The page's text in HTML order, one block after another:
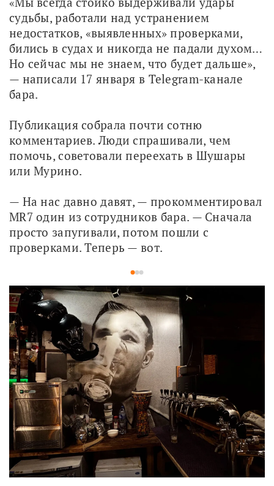
судьбы, работали над устранением
недостатков, «выявленных» проверками,
бились в судах и никогда не падали духом…
Но сейчас мы не знаем, что будет дальше»,
— написали 17 января в Telegram-канале
бара.
Публикация собрала почти сотню
комментариев. Люди спрашивали, чем
помочь, советовали переехать в Шушары
или Мурино.
— На нас давно давят, — прокомментировал
MR7 один из сотрудников бара. — Сначала
просто запугивали, потом пошли с
проверками. Теперь — вот.
123